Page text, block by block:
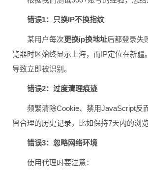
错误1：只换IP不换指纹
某用户每次更换ip换地址后都登录失
览器时区始终显示上海，而IP定位在新疆
导致立即被识别。
错误2：过度清理痕迹
频繁清除Cookie、禁用JavaScript反
留合理的历史记录，比如保持7天内的浏览
错误3：忽略网络环境
使用代理时要注意：